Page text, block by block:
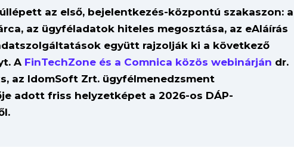
az első, bejelentkezés-központú szakaszon: a
az ügyféladatok hiteles megosztása, az eAláírás
együtt rajzolják ki a következő
A FinTechZone és a Comnica közös webinárján dr.
az IdomSoft Zrt. ügyfélmenedzsment
adott friss helyzetképet a 2026-os DÁP-